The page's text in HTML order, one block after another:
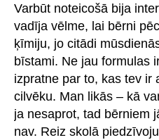
Varbūt noteicošā bija
vadīja vēlme, lai bērni
ķīmiju, jo citādi
bīstami. Ne jau formulas
izpratne par to, kas tev ir
cilvēku. Man likās – kā
ja nesaprot, tad bērniem
nav. Reiz skolā